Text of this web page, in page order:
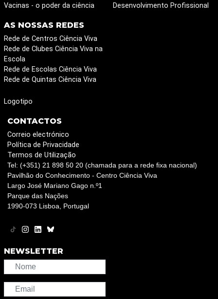
Vacinas - o poder da ciência
Desenvolvimento Profissional
AS NOSSAS REDES
Rede de Centros Ciência Viva
Rede de Clubes Ciência Viva na
Escola
Rede de Escolas Ciência Viva
Rede de Quintas Ciência Viva
Logotipo
CONTACTOS
Correio electrónico
Política de Privacidade
Termos de Utilização
Tel: (+351) 21 898 50 20 (chamada para a rede fixa nacional)
Pavilhão do Conhecimento - Centro Ciência Viva
Largo José Mariano Gago n.º1
Parque das Nações
1990-073 Lisboa, Portugal
NEWSLETTER